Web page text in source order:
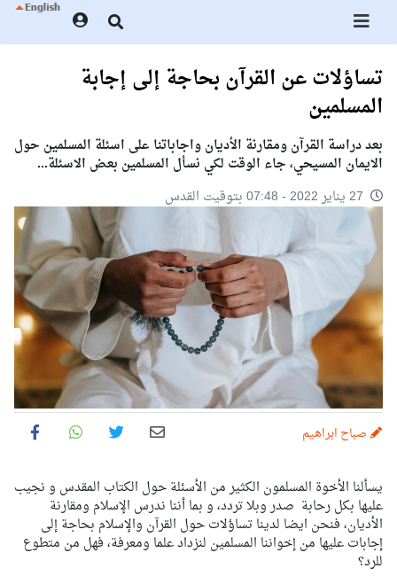
تساؤلات عن القرآن بحاجة إلى إجابة
المسلمين
بعد دراسة القرآن ومقارنة الأديان واجاباتنا على اسئلة المسلمين حول
الايمان المسيحي، جاء الوقت لكي نسأل المسلمين بعض الاسئلة...
صباح ابراهيم
يسألنا الأخوة المسلمون الكثير من الأسئلة حول الكتاب المقدس و نجيب
عليها بكل رحابة صدر وبلا تردد، و بما أننا ندرس الإسلام ومقارنة
الأديان، فنحن ايضا لدينا تساؤلات حول القرآن والإسلام بحاجة إلى
إجابات عليها من إخواننا المسلمين لنزداد علما ومعرفة، فهل من متطوع
للرد؟